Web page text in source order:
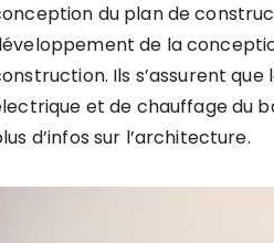
du plan de
de la
Ils s’assurent
et de chauffage du
d’infos sur l’architecture.